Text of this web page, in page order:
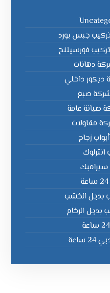
جبس بورد
فورسيلنج
دهانات
داخلي
صبغ
صيانة عامة
مقاولات
زجاج
انترلوك
سيرامبك
بديل الخشب
بديل الرخام
ساعة